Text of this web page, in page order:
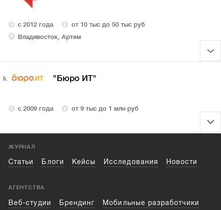
с 2012 года
от 10 тыс до 50 тыс руб
Владивосток, Артем
5. "Бюро ИТ"
с 2009 года от 9 тыс до 1 млн руб
ЖУРНАЛ
Статьи Блоги Кейсы Исследования Новости
АГЕНТСТВА
Веб-студии Брендинг
Мобильные разработчики